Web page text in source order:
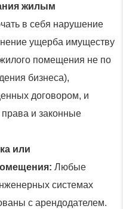
жилым
в себя нарушение
ущерба имуществу
помещения не по
бизнеса),
договором, и
и законные
или
Любые
системах
с арендодателем.